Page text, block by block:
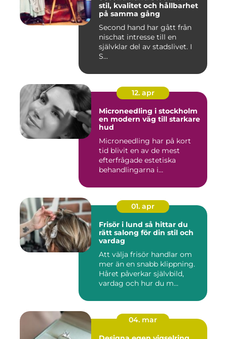
stil, kvalitet och hållbarhet
på samma gång
Second hand har gått från
nischat intresse till en
självklar del av stadslivet. I
S...
12. apr
Microneedling i stockholm
en modern väg till starkare
hud
Microneedling har på kort
tid blivit en av de mest
efterfrågade estetiska
behandlingarna i
01. apr
Frisör i lund så hittar du
rätt salong för din stil och
vardag
Att välja frisör handlar om
mer än en snabb klippning.
Håret påverkar självbild,
vardag och hur du m...
04. mar